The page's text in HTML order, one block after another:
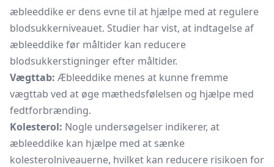
æbleeddike er dens evne til at hjælpe med at regulere
blodsukkerniveauet. Studier har vist, at indtagelse af
æbleeddike før måltider kan reducere
blodsukkerstigninger efter måltider.
Vægttab: Æbleeddike menes at kunne fremme
vægttab ved at øge mæthedsfølelsen og hjælpe med
fedtforbrænding.
Kolesterol: Nogle undersøgelser indikerer, at
æbleeddike kan hjælpe med at sænke
kolesterolniveauerne, hvilket kan reducere risikoen for